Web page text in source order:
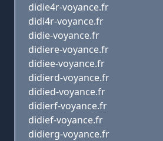
didie4r-voyance.fr
didi4r-voyance.fr
didie-voyance.fr
didiere-voyance.fr
didiee-voyance.fr
didierd-voyance.fr
didied-voyance.fr
didierf-voyance.fr
didief-voyance.fr
didierg-voyance.fr